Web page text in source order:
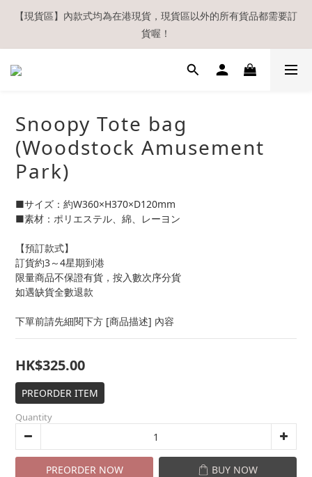
【現貨區】內款式均為在港現貨，現貨區以外的所有貨品都需要訂
貨喔！
【現貨區】內款式均為在港現貨，現貨區以外的所有貨品都需要訂
貨喔！
如欲享用會員優惠，註冊後請務必確認在『已登入狀態下』購物。
溫馨提示：所有順豐快遞／本地及國際郵遞寄出後，本店只會以電
郵通知出貨，下單後敬請留意電郵信箱。
【現貨區】內款式均為在港現貨，現貨區以外的所有貨品都需要訂
Snoopy Tote bag
(Woodstock Amusement
Park)
■サイズ：約W360×H370×D120mm
■素材：ポリエステル、綿、レーヨン
【預訂款式】
訂貨約3～4星期到港
限量商品不保證有貨，按入數次序分貨
如遇缺貨全數退款
下單前請先細閱下方 [商品描述] 內容
HK$325.00
PREORDER ITEM
Quantity
PREORDER NOW BUY NOW